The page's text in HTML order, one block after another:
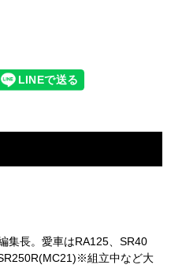
集長。愛車はRA125、SR40
組立中など大